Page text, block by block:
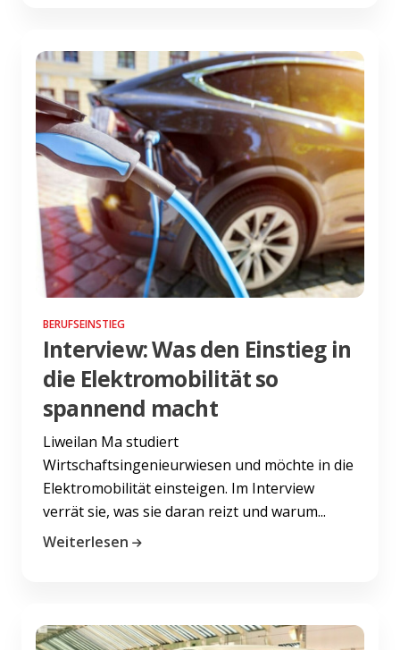
BERUFSEINSTIEG
Interview: Was den Einstieg in
die Elektromobilität so
spannend macht
Liweilan Ma studiert
Wirtschaftsingenieurwiesen und möchte in die
Elektromobilität einsteigen. Im Interview
verrät sie, was sie daran reizt und warum...
Weiterlesen